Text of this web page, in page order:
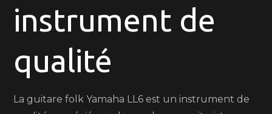
un
de
exceptionnelle
instrument de
qualité
La guitare folk Yamaha LL6 est un instrument de